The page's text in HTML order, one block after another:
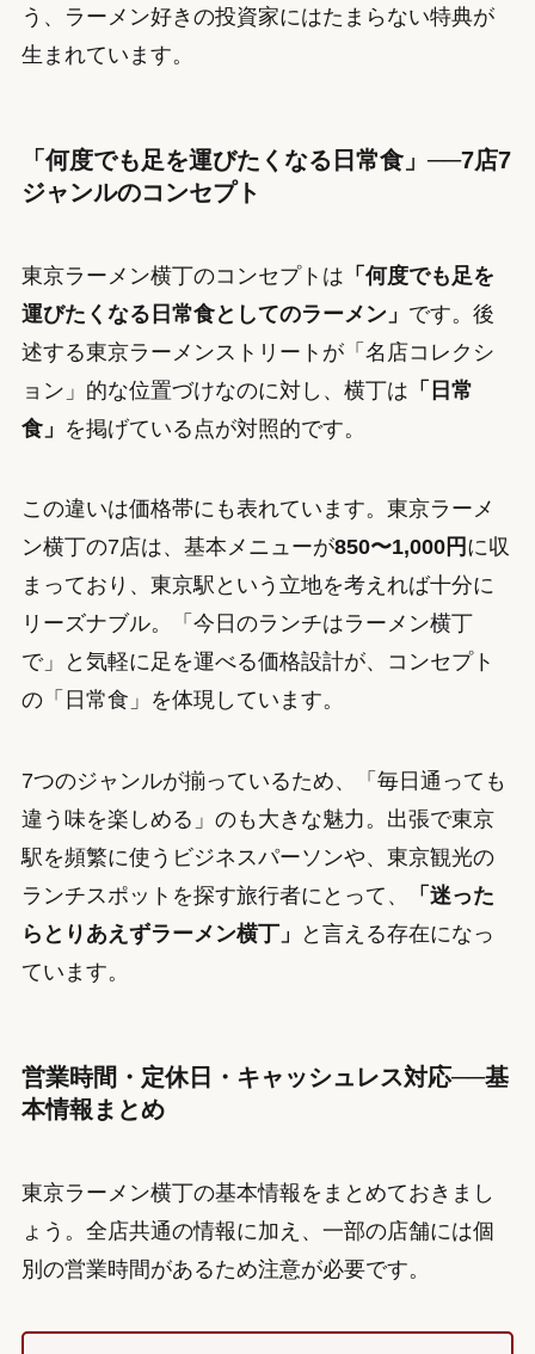
う、ラーメン好きの投資家にはたまらない特典が
生まれています。
「何度でも足を運びたくなる日常食」──7店7
ジャンルのコンセプト
東京ラーメン横丁のコンセプトは 「何度でも足を
運びたくなる日常食としてのラーメン」 です。後
述する東京ラーメンストリートが「名店コレクシ
ョン」的な位置づけなのに対し、横丁は 「日常
食」 を掲げている点が対照的です。
この違いは価格帯にも表れています。東京ラーメ
ン横丁の7店は、基本メニューが850〜1,000円 に収
まっており、東京駅という立地を考えれば十分に
リーズナブル。「今日のランチはラーメン横丁
で」と気軽に足を運べる価格設計が、コンセプト
の「日常食」を体現しています。
7つのジャンルが揃っているため、「毎日通っても
違う味を楽しめる」のも大きな魅力。出張で東京
駅を頻繁に使うビジネスパーソンや、東京観光の
ランチスポットを探す旅行者にとって、
「迷った
らとりあえずラーメン横丁」
と言える存在になっ
ています。
営業時間・定休日・キャッシュレス対応──基
本情報まとめ
東京ラーメン横丁の基本情報をまとめておきまし
ょう。全店共通の情報に加え、一部の店舗には個
別の営業時間があるため注意が必要です。